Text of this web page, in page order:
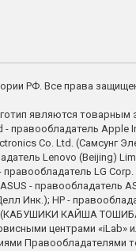
РФ. Все права
являются товарным
правообладатель Apple
Co. Ltd. (Самсунг
Lenovo (Beijing)
правообладатель LG
- правообладатель
Инк.); HP -
(КАБУШИКИ КАЙША
центрами «iLab»
Правообладателями